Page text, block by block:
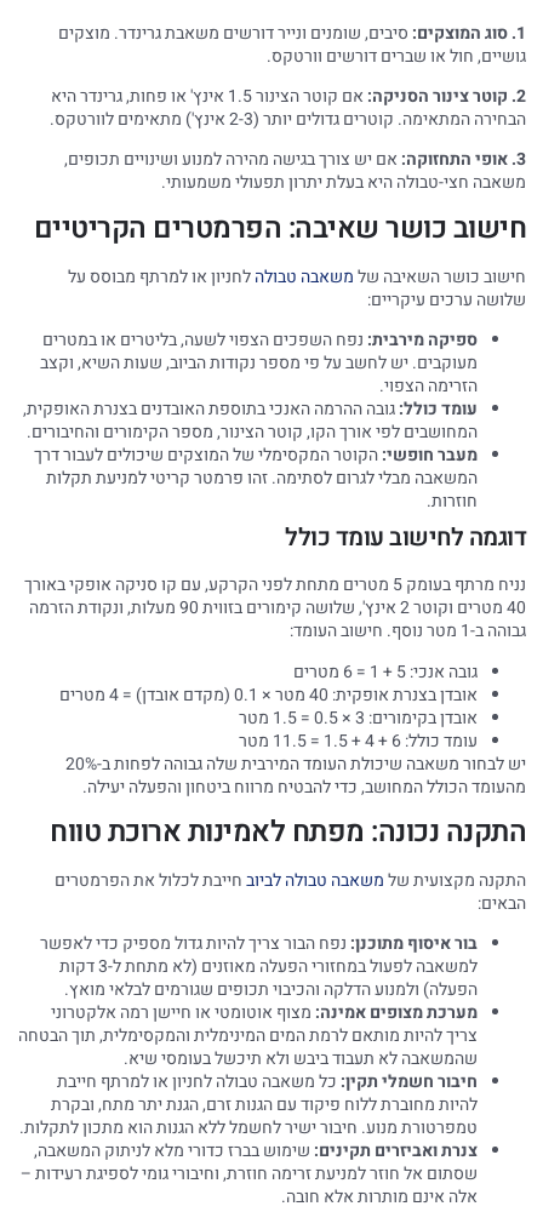
1. סוג המוצקים:
סיבים, שומנים ונייר דורשים משאבת גרינדר. מוצקים
גושיים, חול או שברים דורשים וורטקס.
2. קוטר צינור הסניקה:
אם קוטר הצינור 1.5 אינץ' או פחות, גרינדר היא
הבחירה המתאימה. קוטרים גדולים יותר (2-3 אינץ') מתאימים לוורטקס.
3. אופי התחזוקה:
אם יש צורך בגישה מהירה למנוע ושינויים תכופים,
משאבה חצי-טבולה היא בעלת יתרון תפעולי משמעותי.
חישוב כושר שאיבה: הפרמטרים הקריטיים
חישוב כושר השאיבה שלמשאבה טבולהלחניון או למרתף מבוסס על
שלושה ערכים עיקריים:
ספיקה מירבית: נפח השפכים הצפוי לשעה, בליטרים או במטרים
מעוקבים. יש לחשב על פי מספר נקודות הביוב, שעות השיא, וקצב
הזרימה הצפוי.
עומד כולל:גובה ההרמה האנכי בתוספת האובדנים בצנרת האופקית,
המחושבים לפי אורך הקו, קוטר הצינור, מספר הקימורים והחיבורים.
מעבר חופשי:הקוטר המקסימלי של המוצקים שיכולים לעבור דרך
המשאבה מבלי לגרום לסתימה. זהו פרמטר קריטי למניעת תקלות
חוזרות.
דוגמה לחישוב עומד כולל
נניח מרתף בעומק 5 מטרים מתחת לפני הקרקע, עם קו סניקה אופקי באורך
40 מטרים וקוטר 2 אינץ', שלושה קימורים בזווית 90 מעלות, ונקודת הזרמה
גבוהה ב-1 מטר נוסף. חישוב העומד:
גובה אנכי: 5 + 1 = 6 מטרים
אובדן בצנרת אופקית: 40 מטר × 0.1 (מקדם אובדן) = 4 מטרים
אובדן בקימורים: 3 × 0.5 = 1.5 מטר
עומד כולל: 6 + 4 + 1.5 = 11.5 מטר
יש לבחור משאבה שיכולת העומד המירבית שלה גבוהה לפחות ב-20%
מהעומד הכולל המחושב, כדי להבטיח מרווח ביטחון והפעלה יעילה.
התקנה נכונה: מפתח לאמינות ארוכת טווח
התקנה מקצועית שלמשאבה טבולה לביובחייבת לכלול את הפרמטרים
הבאים:
בור איסוף מתוכנן: נפח הבור צריך להיות גדול מספיק כדי לאפשר
למשאבה לפעול במחזורי הפעלה מאוזנים (לא מתחת ל-3 דקות
הפעלה) ולמנוע הדלקה והכיבוי תכופים שגורמים לבלאי מואץ.
מערכת מצופים אמינה: מצוף אוטומטי או חיישן רמה אלקטרוני
צריך להיות מותאם לרמת המים המינימלית והמקסימלית, תוך הבטחה
שהמשאבה לא תעבוד ביבש ולא תיכשל בעומסי שיא.
חיבור חשמלי תקין: כל משאבה טבולה לחניון או למרתף חייבת
להיות מחוברת ללוח פיקוד עם הגנות זרם, הגנת יתר מתח, ובקרת
טמפרטורת מנוע. חיבור ישיר לחשמל ללא הגנות הוא מתכון לתקלות.
צנרת ואביזרים תקינים: שימוש בברז כדורי מלא לניתוק המשאבה,
שסתום אל חוזר למניעת זרימה חוזרת, וחיבורי גומי לספיגת רעידות –
אלה אינם מותרות אלא חובה.